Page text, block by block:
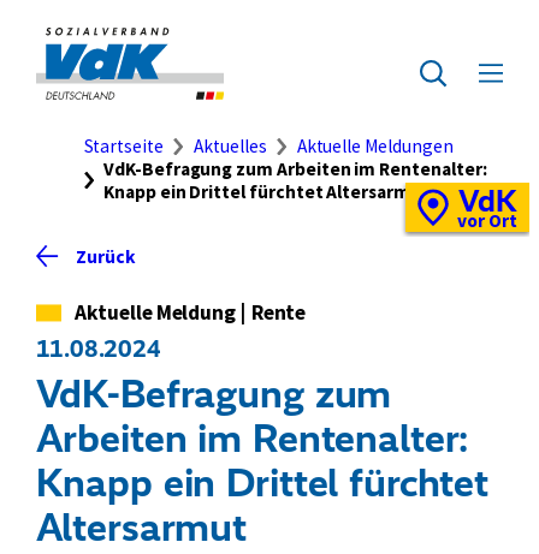
Seiteninhalt
springen
Zur
Startseite
des
Zur
Suche
Menü
Schnellzugriff
Ort-
Standortkarte
VdK
vor Ort
Brotkrumennavigation
Startseite Aktuelles
Aktuelle Meldungen
VdK-Befragung zum Arbeiten im Rentenalter:
Knapp ein Drittel fürchtet Altersarmut
Zurück
Kategorie
Aktuelle Meldung Rente
11.08.2024
VdK-Befragung zum
Arbeiten im Rentenalter:
Knapp ein Drittel fürchtet
Altersarmut